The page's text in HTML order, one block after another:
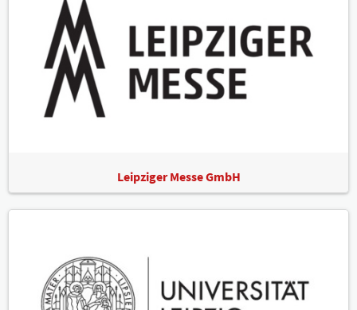
Leipziger Messe GmbH